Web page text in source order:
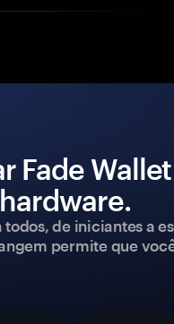
Fade
todos, de iniciantes a
permite que